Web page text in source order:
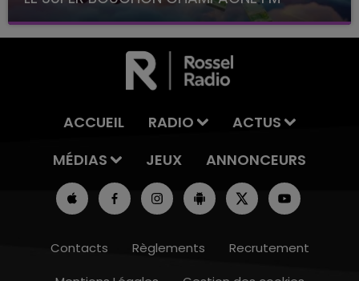
avec La Famille Champagne FM, à 8H10
ACCUEIL RADIO
ACTUS
MÉDIAS
JEUX ANNONCEURS
Contacts Règlements
Recrutement